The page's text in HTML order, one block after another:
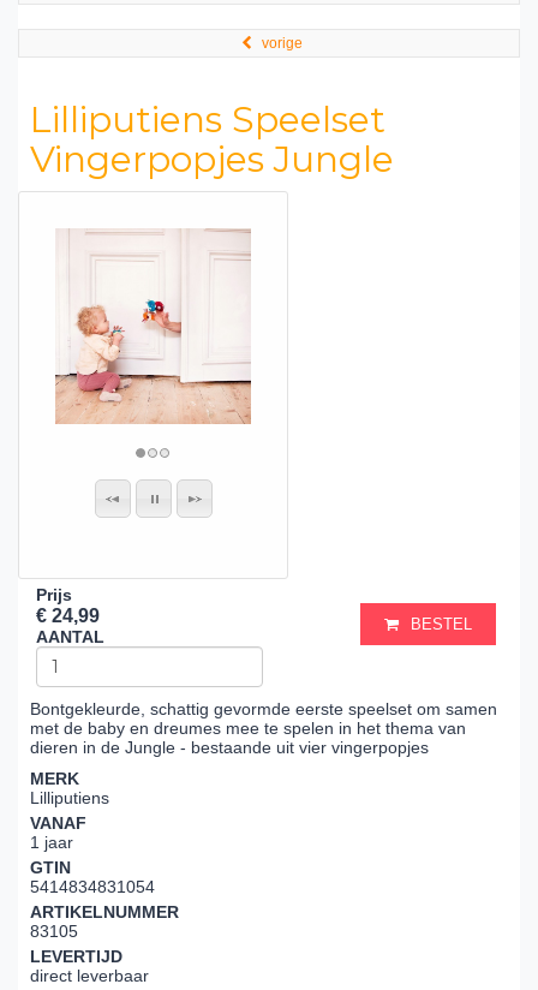
vorige
Lilliputiens Speelset
Vingerpopjes Jungle
Prijs
€ 24,99
AANTAL
BESTEL
Bontgekleurde, schattig gevormde eerste speelset om samen
met de baby en dreumes mee te spelen in het thema van
dieren in de Jungle - bestaande uit vier vingerpopjes
MERK
Lilliputiens
VANAF
1 jaar
GTIN
5414834831054
ARTIKELNUMMER
83105
LEVERTIJD
direct leverbaar